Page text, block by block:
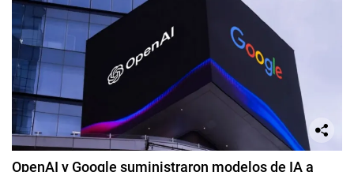
OpenAI y Google suministraron modelos de IA a